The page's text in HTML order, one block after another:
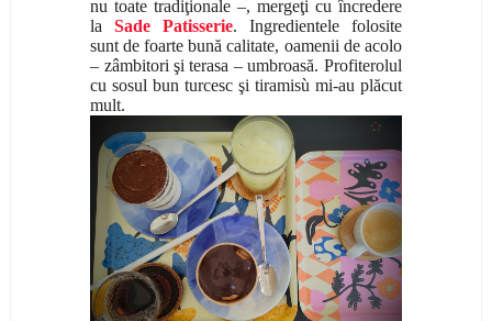
nu toate tradiţionale –, mergeţi cu încredere
laSade Patisserie. Ingredientele folosite
sunt de foarte bună calitate, oamenii de acolo
– zâmbitori şi terasa – umbroasă. Profiterolul
cu sosul bun turcesc şi tiramisù mi-au plăcut
mult.